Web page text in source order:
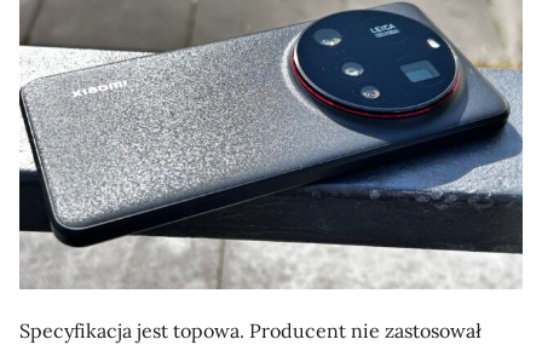
Specyfikacja jest topowa. Producent nie zastosował